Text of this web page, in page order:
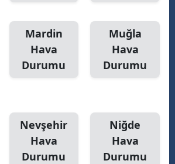
Mardin
Hava
Durumu
Muğla
Hava
Durumu
Nevşehir
Hava
Durumu
Niğde
Hava
Durumu